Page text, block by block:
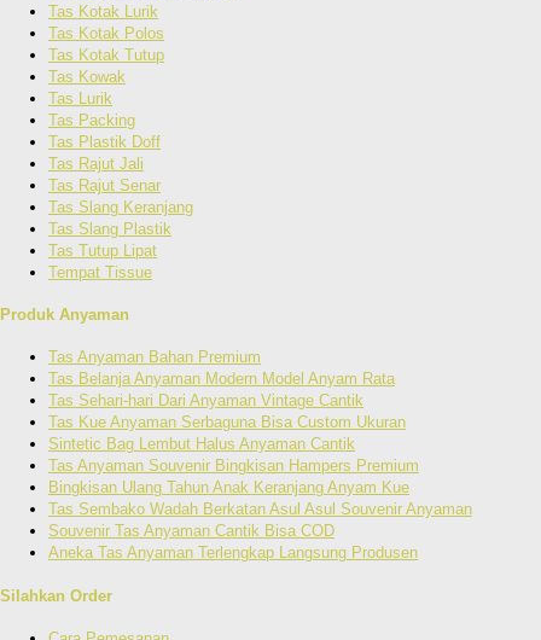
Tas Kotak Lurik
Tas Kotak Polos
Tas Kotak Tutup
Tas Kowak
Tas Lurik
Tas Packing
Tas Plastik Doff
Tas Rajut Jali
Tas Rajut Senar
Tas Slang Keranjang
Tas Slang Plastik
Tas Tutup Lipat
Tempat Tissue
Produk Anyaman
Tas Anyaman Bahan Premium
Tas Belanja Anyaman Modern Model Anyam Rata
Tas Sehari-hari Dari Anyaman Vintage Cantik
Tas Kue Anyaman Serbaguna Bisa Custom Ukuran
Sintetic Bag Lembut Halus Anyaman Cantik
Tas Anyaman Souvenir Bingkisan Hampers Premium
Bingkisan Ulang Tahun Anak Keranjang Anyam Kue
Tas Sembako Wadah Berkatan Asul Asul Souvenir Anyaman
Souvenir Tas Anyaman Cantik Bisa COD
Aneka Tas Anyaman Terlengkap Langsung Produsen
Silahkan Order